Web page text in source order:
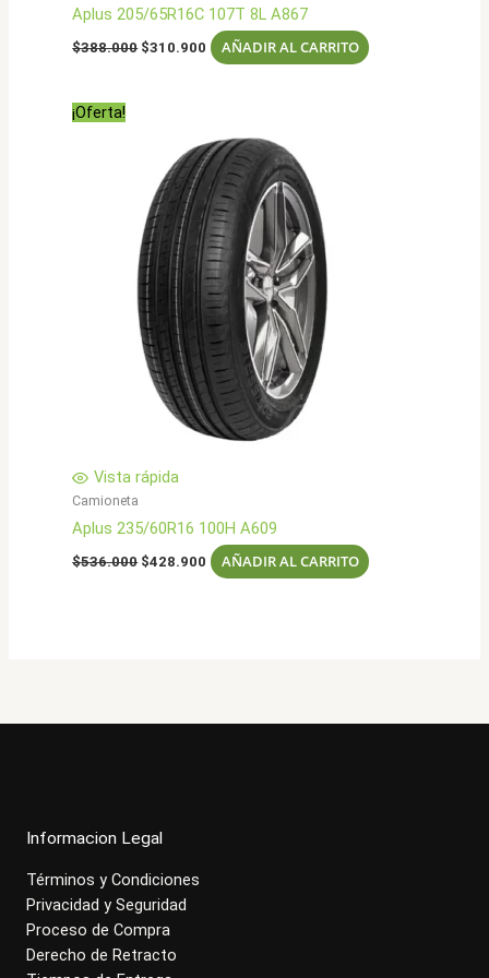
Aplus 205/65R16C 107T 8L A867
$388.000 El
$310.900 El
precio
AÑADIR AL CARRITO
¡Oferta!
Vista rápida
Camioneta
Aplus 235/60R16 100H A609
$536.000 El
$428.900 El
precio
AÑADIR AL CARRITO
Informacion Legal
Términos y Condiciones
Privacidad y Seguridad
Proceso de Compra
Derecho de Retracto